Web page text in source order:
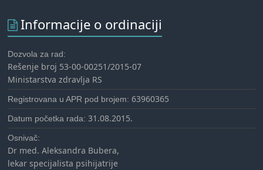
Informacije o ordinaciji
Dozvola za rad:
Rešenje broj 53-00-00251/2015-07
Ministarstva zdravlja RS
Registrovana u APR pod brojem:63960365
Datum početka rada:31.08.2015.
Osnivač:
Dr med. Aleksandra Bubera,
lekar specijalista psihijatrije